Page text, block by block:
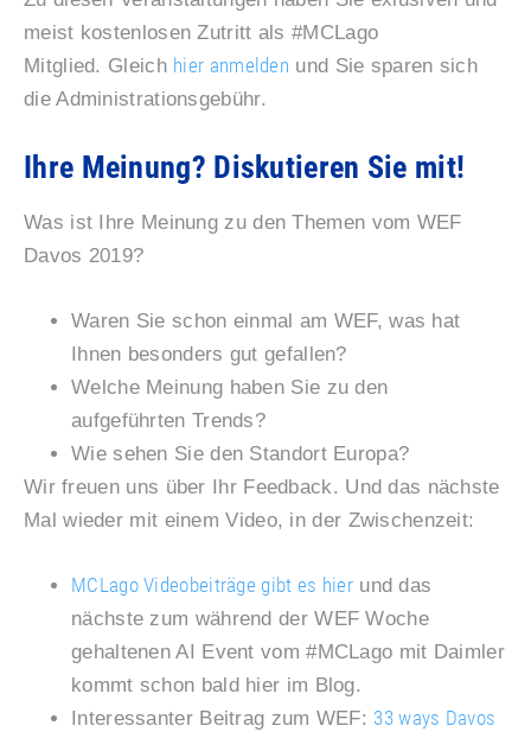
meist kostenlosen Zutritt als #MCLago
Mitglied. Gleich hier anmelden und Sie sparen sich
die Administrationsgebühr.
Ihre Meinung? Diskutieren Sie mit!
Was ist Ihre Meinung zu den Themen vom WEF
Davos 2019?
Waren Sie schon einmal am WEF, was hat
Ihnen besonders gut gefallen?
Welche Meinung haben Sie zu den
aufgeführten Trends?
Wie sehen Sie den Standort Europa?
Wir freuen uns über Ihr Feedback. Und das nächste
Mal wieder mit einem Video, in der Zwischenzeit:
MCLago Videobeiträge gibt es hierund das
nächste zum während der WEF Woche
gehaltenen AI Event vom #MCLago mit Daimler
kommt schon bald hier im Blog.
Interessanter Beitrag zum WEF: 33 ways Davos